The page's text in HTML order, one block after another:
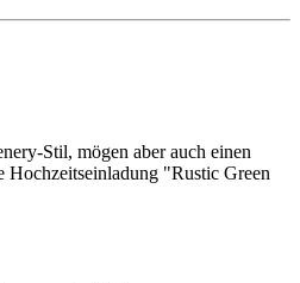
Stil, mögen aber auch einen
Hochzeitseinladung "Rustic Green